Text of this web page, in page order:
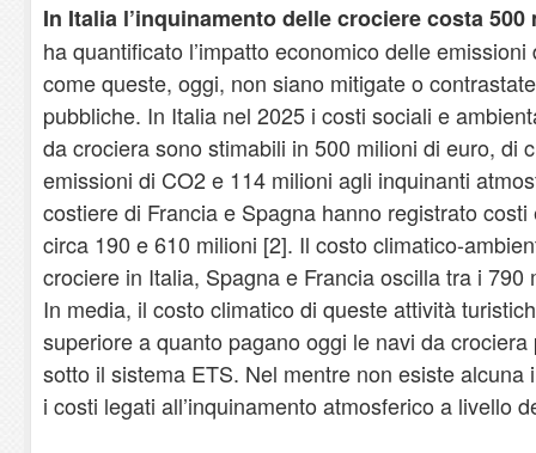
In Italia l’inquinamento delle crociere costa 500
ha quantificato l’impatto economico delle
come queste, oggi, non siano mitigate o
pubbliche. In Italia nel 2025 i costi sociali e
da crociera sono stimabili in 500 milioni di euro, di
emissioni di CO2 e 114 milioni agli inquinanti
costiere di Francia e Spagna hanno registrato
circa 190 e 610 milioni [2]. Il costo climatico-
crociere in Italia, Spagna e Francia oscilla tra i
In media, il costo climatico di queste attività
superiore a quanto pagano oggi le navi da
sotto il sistema ETS. Nel mentre non esiste alcuna
i costi legati all’inquinamento atmosferico a livello